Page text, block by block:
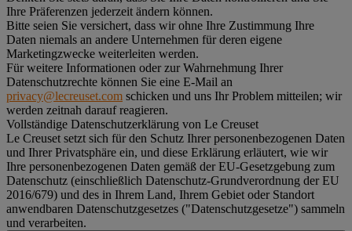
Ihre Präferenzen jederzeit ändern können.
Bitte seien Sie versichert, dass wir ohne Ihre Zustimmung Ihre
Daten niemals an andere Unternehmen für deren eigene
Marketingzwecke weiterleiten werden.
Für weitere Informationen oder zur Wahrnehmung Ihrer
Datenschutzrechte können Sie eine E-Mail an
privacy@lecreuset.com schicken und uns Ihr Problem mitteilen; wir
werden zeitnah darauf reagieren.
Vollständige Datenschutzerklärung von Le Creuset
Le Creuset setzt sich für den Schutz Ihrer personenbezogenen Daten
und Ihrer Privatsphäre ein, und diese Erklärung erläutert, wie wir
Ihre personenbezogenen Daten gemäß der EU-Gesetzgebung zum
Datenschutz (einschließlich Datenschutz-Grundverordnung der EU
2016/679) und des in Ihrem Land, Ihrem Gebiet oder Standort
anwendbaren Datenschutzgesetzes ("Datenschutzgesetze") sammeln
und verarbeiten.